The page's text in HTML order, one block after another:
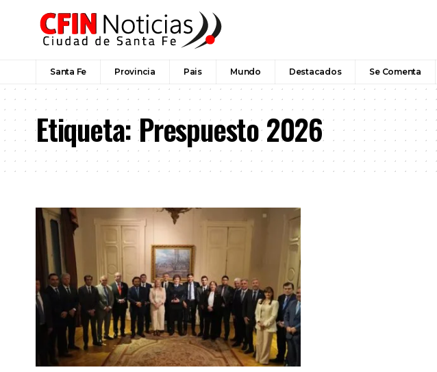
Santa Fe Provincia Pais Mundo Destacados Se Comenta
Etiqueta:Prespuesto 2026